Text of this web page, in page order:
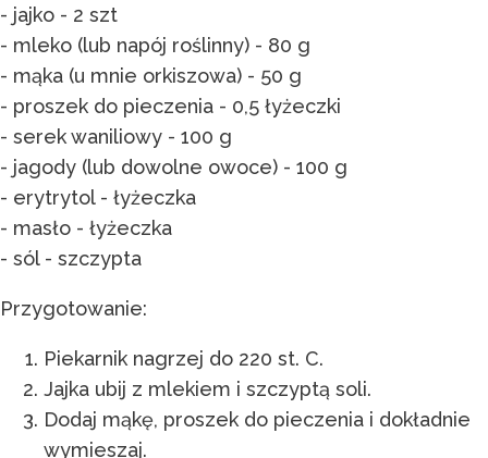
- jajko - 2 szt
- mleko (lub napój roślinny) - 80 g
- mąka (u mnie orkiszowa) - 50 g
- proszek do pieczenia - 0,5 łyżeczki
- serek waniliowy - 100 g
- jagody (lub dowolne owoce) - 100 g
- erytrytol - łyżeczka
- masło - łyżeczka
- sól - szczypta
Przygotowanie:
Piekarnik nagrzej do 220 st. C.
Jajka ubij z mlekiem i szczyptą soli.
Dodaj mąkę, proszek do pieczenia i dokładnie
wymieszaj.